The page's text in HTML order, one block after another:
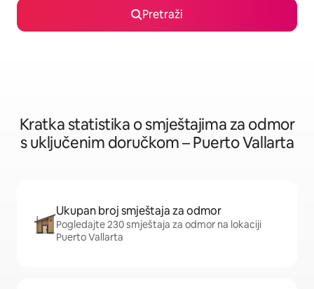
Pretraži
Kratka statistika o smještajima za odmor
s uključenim doručkom – Puerto Vallarta
Ukupan broj smještaja za odmor
Pogledajte 230 smještaja za odmor na lokaciji
Puerto Vallarta